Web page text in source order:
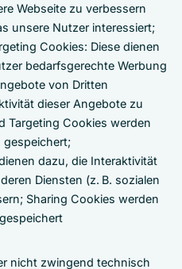
Webseite zu verbessern
unsere Nutzer interessiert;
Cookies: Diese dienen
bedarfsgerechte Werbung
von Dritten
dieser Angebote zu
Targeting Cookies werden
gespeichert;
dazu, die Interaktivität
Diensten (z. B. sozialen
Sharing Cookies werden
nicht zwingend technisch